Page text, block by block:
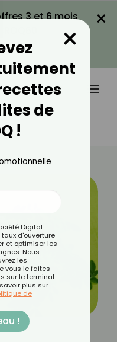
3 et 6 mois
×
?
de
!
×
Digital
d'ouverture
et optimiser les
Nous
les
vous le faites
sur le terminal
plus sur
de
!